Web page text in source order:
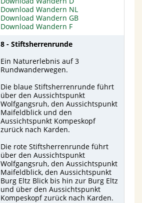
Download Wandern NL
Download Wandern GB
Download Wandern F
8 - Stiftsherrenrunde
Ein Naturerlebnis auf 3
Rundwanderwegen.
Die blaue Stiftsherrenrunde führt
über den Aussichtspunkt
Wolfgangsruh, den Aussichtspunkt
Maifeldblick und den
Aussichtspunkt Kompeskopf
zurück nach Karden.
Die rote Stiftsherrenrunde führt
über den Aussichtspunkt
Wolfgangsruh, den Aussichtspunkt
Maifeldblick, den Aussichtspunkt
Burg Eltz Blick bis hin zur Burg Eltz
und über den Aussichtspunkt
Kompeskopf zurück nach Karden.